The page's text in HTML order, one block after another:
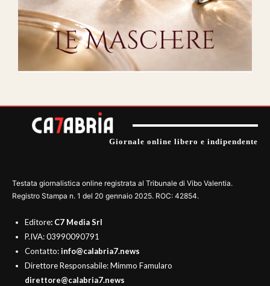
Giornale online libero e indipendente
Testata giornalistica online registrata al Tribunale di Vibo Valentia.
Registro Stampa n. 1 del 20 gennaio 2025. ROC: 42854.
Editore: C7 Media Srl
P.IVA: 03990090791
Contatto:info@calabria7.news
Direttore Responsabile: Mimmo Famularo
direttore@calabria7.news